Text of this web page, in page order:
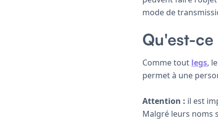
mode de
Qu'est-
Comme tout legs, le
permet à une
Attention : il est
Malgré leurs noms